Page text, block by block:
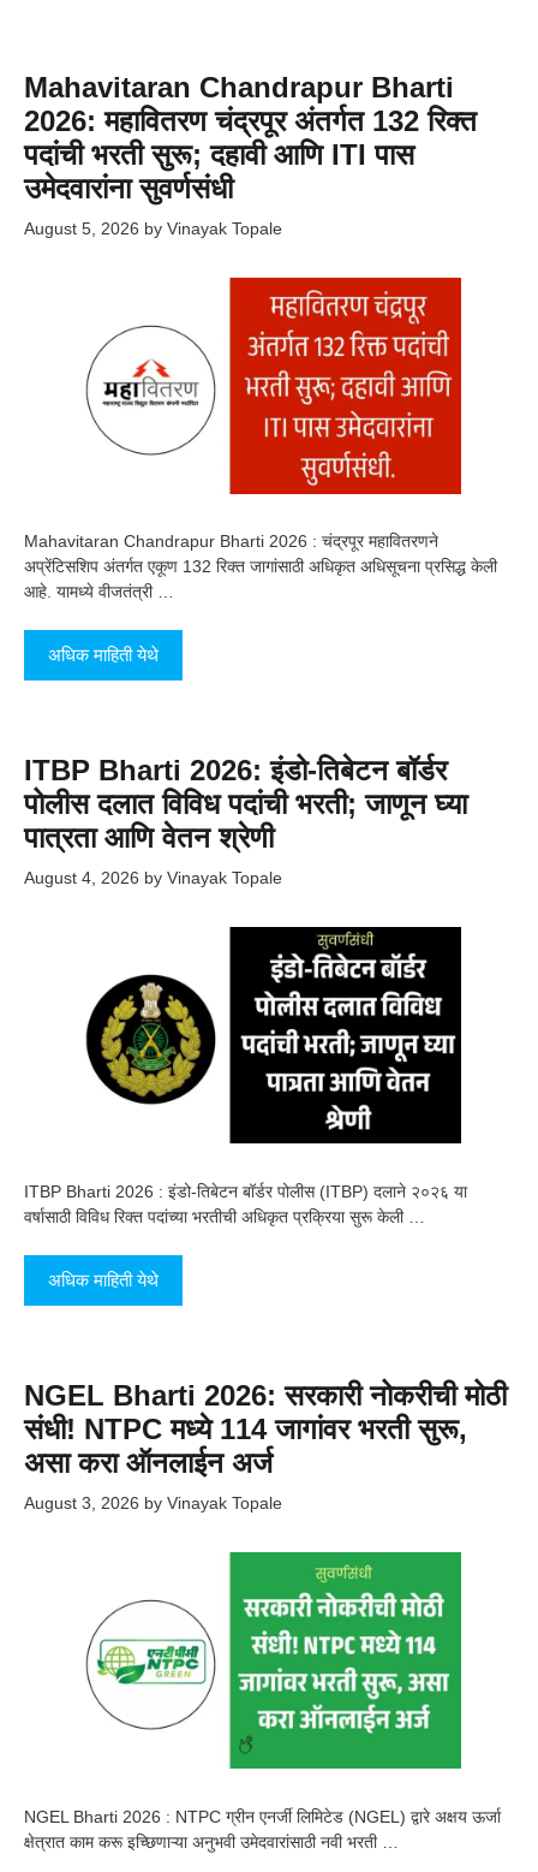
Mahavitaran Chandrapur Bharti
2026: महावितरण चंद्रपूर अंतर्गत 132 रिक्त
पदांची भरती सुरू; दहावी आणि ITI पास
उमेदवारांना सुवर्णसंधी
August 5, 2026 by Vinayak Topale
Mahavitaran Chandrapur Bharti 2026 : चंद्रपूर महावितरणने
अप्रेंटिसशिप अंतर्गत एकूण 132 रिक्त जागांसाठी अधिकृत अधिसूचना प्रसिद्ध केली
आहे. यामध्ये वीजतंत्री …
अधिक माहिती येथे
ITBP Bharti 2026: इंडो-तिबेटन बॉर्डर
पोलीस दलात विविध पदांची भरती; जाणून घ्या
पात्रता आणि वेतन श्रेणी
August 4, 2026 by Vinayak Topale
ITBP Bharti 2026 : इंडो-तिबेटन बॉर्डर पोलीस (ITBP) दलाने २०२६ या
वर्षासाठी विविध रिक्त पदांच्या भरतीची अधिकृत प्रक्रिया सुरू केली …
अधिक माहिती येथे
NGEL Bharti 2026: सरकारी नोकरीची मोठी
संधी! NTPC मध्ये 114 जागांवर भरती सुरू,
असा करा ऑनलाईन अर्ज
August 3, 2026 by Vinayak Topale
NGEL Bharti 2026 : NTPC ग्रीन एनर्जी लिमिटेड (NGEL) द्वारे अक्षय ऊर्जा
क्षेत्रात काम करू इच्छिणाऱ्या अनुभवी उमेदवारांसाठी नवी भरती …